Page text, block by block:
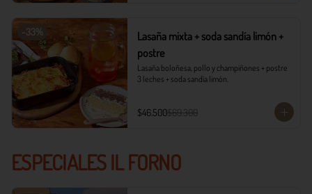
-33%
Lasaña mixta + soda sandía limón +
postre
Lasaña boloñesa, pollo y champiñones + postre
3 leches + soda sandía limón.
$46.500$69.300
ESPECIALES IL FORNO